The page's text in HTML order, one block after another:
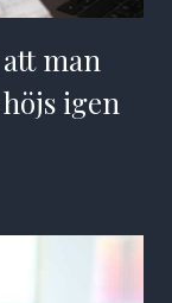
man
igen